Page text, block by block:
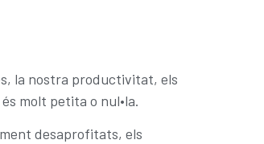
la nostra productivitat, els
molt petita o nul•la.
desaprofitats, els